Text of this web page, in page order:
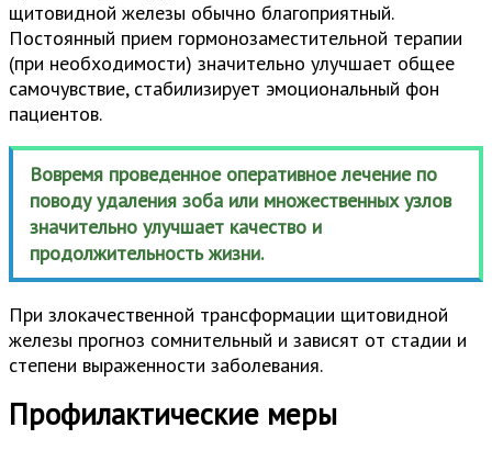
щитовидной железы обычно благоприятный.
Постоянный прием гормонозаместительной терапии
(при необходимости) значительно улучшает общее
самочувствие, стабилизирует эмоциональный фон
пациентов.
Вовремя проведенное оперативное лечение по
поводу удаления зоба или множественных узлов
значительно улучшает качество и
продолжительность жизни.
При злокачественной трансформации щитовидной
железы прогноз сомнительный и зависят от стадии и
степени выраженности заболевания.
Профилактические меры